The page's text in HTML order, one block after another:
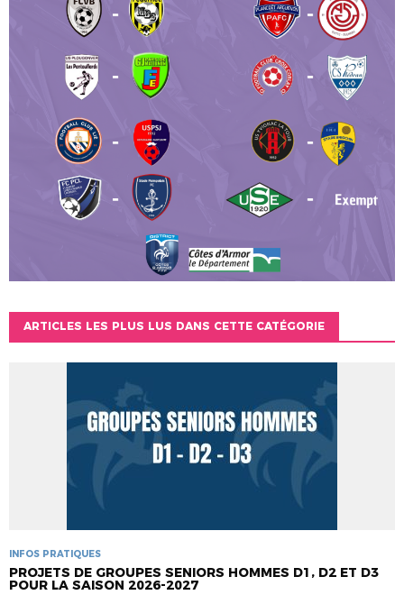
ARTICLES LES PLUS LUS DANS CETTE CATÉGORIE
INFOS PRATIQUES
PROJETS DE GROUPES SENIORS HOMMES D1, D2 ET D3
POUR LA SAISON 2026-2027